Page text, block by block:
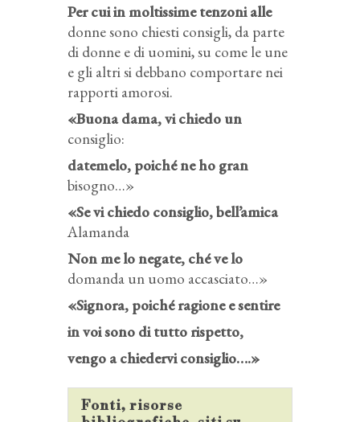
Per cui in moltissime tenzoni alle
donne sono chiesti consigli, da parte
di donne e di uomini, su come le une
e gli altri si debbano comportare nei
rapporti amorosi.
«Buona dama, vi chiedo un
consiglio:
datemelo, poiché ne ho gran
bisogno…»
«Se vi chiedo consiglio, bell’amica
Alamanda
Non me lo negate, ché ve lo
domanda un uomo accasciato…»
«Signora, poiché ragione e sentire
in voi sono di tutto rispetto,
vengo a chiedervi consiglio….»
Fonti, risorse